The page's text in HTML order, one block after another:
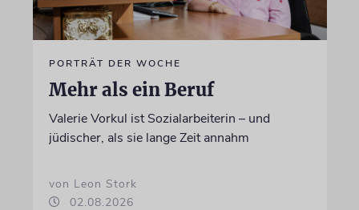
PORTRÄT DER WOCHE
Mehr als ein Beruf
Valerie Vorkul ist Sozialarbeiterin – und
jüdischer, als sie lange Zeit annahm
von Leon Stork
02.08.2026